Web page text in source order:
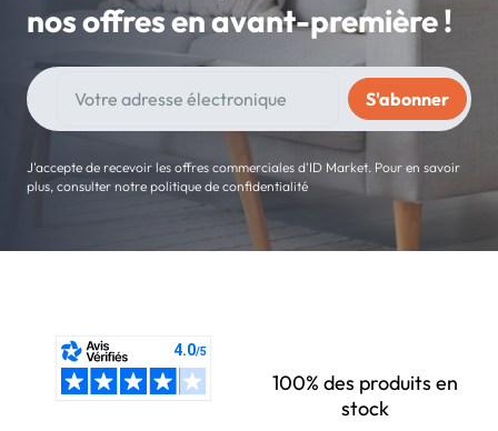
nos offres en avant-première !
J'accepte de recevoir les offres commerciales d'ID Market. Pour en savoir
plus, consulter notre politique de confidentialité
100% des produits en
stock